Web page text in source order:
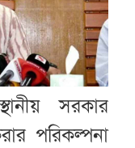
সরকার
পরিকল্পনা